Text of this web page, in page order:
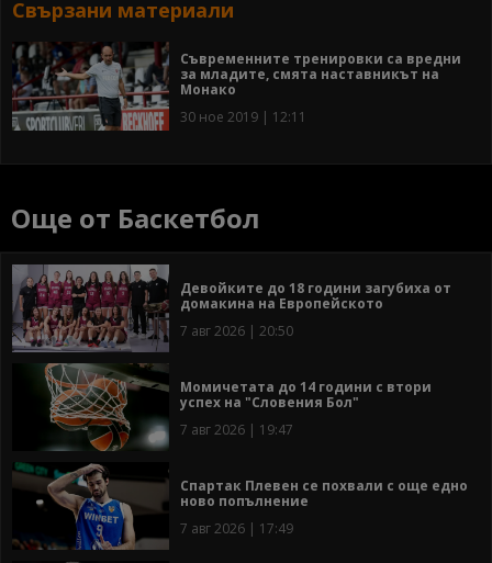
Свързани материали
Съвременните тренировки са вредни
за младите, смята наставникът на
Монако
30 ное 2019 | 12:11
Още от Баскетбол
Девойките до 18 години загубиха от
домакина на Европейското
7 авг 2026 | 20:50
Момичетата до 14 години с втори
успех на "Словения Бол"
7 авг 2026 | 19:47
Спартак Плевен се похвали с още едно
ново попълнение
7 авг 2026 | 17:49